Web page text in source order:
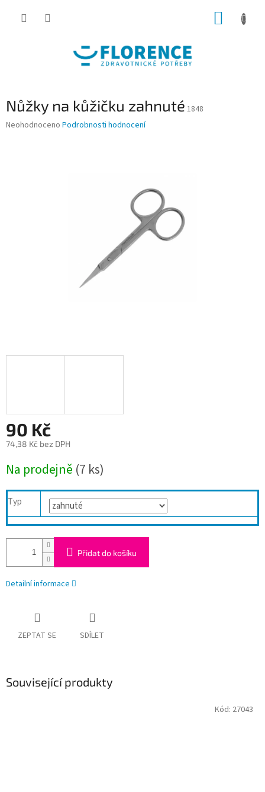
Nůžky na kůžičku zahnuté 1848
Průměrné
Neohodnoceno Podrobnosti hodnocení
90 Kč
74,38 Kč bez DPH
cena:
Na prodejně (7 ks)
Typ
Přidat do košíku
Detailní informace
ZEPTAT SE SDÍLET
Související produkty
Kód: 27043